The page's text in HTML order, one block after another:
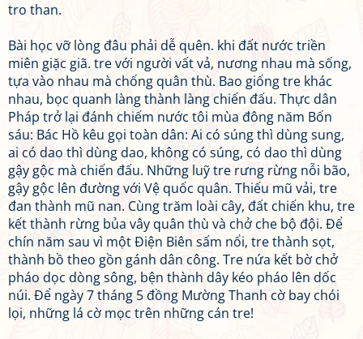
tro than.
Bài học vỡ lòng đâu phải dễ quên. khi đất nước triền
miên giặc giã. tre với người vất vả, nương nhau mà sống,
tựa vào nhau mà chống quân thù. Bao giống tre khác
nhau, bọc quanh làng thành làng chiến đấu. Thực dân
Pháp trở lại đánh chiếm nước tôi mùa đông năm Bốn
sáu: Bác Hồ kêu gọi toàn dân: Ai có súng thì dùng sung,
ai có dao thì dùng dao, không có súng, có dao thì dùng
gậy gộc mà chiến đấu. Những luỹ tre rưng rừng nỗi bão,
gậy gộc lên đường với Vệ quốc quân. Thiếu mũ vải, tre
đan thành mũ nan. Cùng trăm loài cây, đất chiến khu, tre
kết thành rừng bủa vây quân thù và chở che bộ đội. Để
chín năm sau vì một Điện Biên sấm nổi, tre thành sọt,
thành bồ theo gồn gánh dân công. Tre nứa kết bờ chở
pháo dọc dòng sông, bện thành dây kéo pháo lên dốc
núi. Để ngày 7 tháng 5 đồng Mường Thanh cờ bay chói
lọi, những lá cờ mọc trên những cán tre!